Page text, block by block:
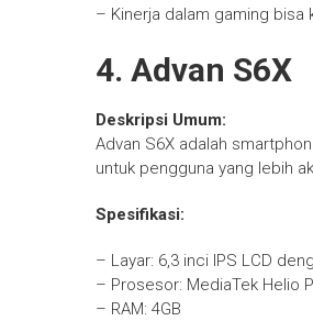
– Kinerja dalam gaming bisa
4. Advan S6X
Deskripsi Umum:
Advan S6X adalah
untuk pengguna yang lebih
Spesifikasi:
– Layar: 6,3 inci IPS LCD
– Prosesor: MediaTek Helio
– RAM: 4GB